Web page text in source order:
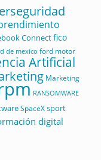
Connectfico
de mexico ford motor
Artificial
Marketing
RANSOMWARE
SpaceXsport
digital